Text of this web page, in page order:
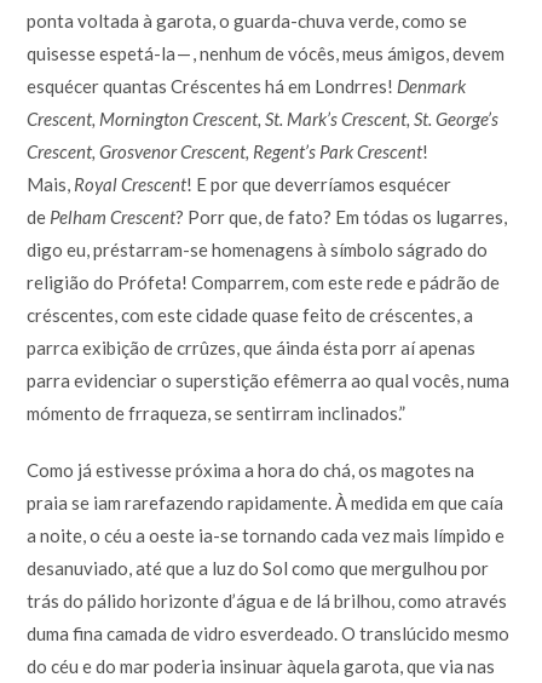
ponta voltada à garota, o guarda-chuva verde, como se
quisesse espetá-la — , nenhum de vócês, meus ámigos, devem
esquécer quantas Créscentes há em Londrres! Denmark
Crescent, Mornington Crescent, St. Mark’s Crescent, St. George’s
Crescent, Grosvenor Crescent, Regent’s Park Crescent!
Mais, Royal Crescent! E por que deverríamos esquécer
de Pelham Crescent? Porr que, de fato? Em tódas os lugarres,
digo eu, préstarram-se homenagens à símbolo ságrado do
religião do Prófeta! Comparrem, com este rede e pádrão de
créscentes, com este cidade quase feito de créscentes, a
parrca exibição de crrûzes, que áinda ésta porr aí apenas
parra evidenciar o superstição efêmerra ao qual vocês, numa
mómento de frraqueza, se sentirram inclinados.”
Como já estivesse próxima a hora do chá, os magotes na
praia se iam rarefazendo rapidamente. À medida em que caía
a noite, o céu a oeste ia-se tornando cada vez mais límpido e
desanuviado, até que a luz do Sol como que mergulhou por
trás do pálido horizonte d’água e de lá brilhou, como através
duma fina camada de vidro esverdeado. O translúcido mesmo
do céu e do mar poderia insinuar àquela garota, que via nas